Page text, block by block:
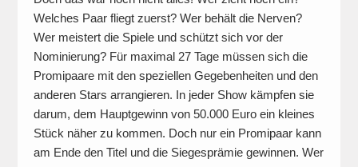
Welches Paar fliegt zuerst? Wer behält die Nerven?
Wer meistert die Spiele und schützt sich vor der
Nominierung? Für maximal 27 Tage müssen sich die
Promipaare mit den speziellen Gegebenheiten und den
anderen Stars arrangieren. In jeder Show kämpfen sie
darum, dem Hauptgewinn von 50.000 Euro ein kleines
Stück näher zu kommen. Doch nur ein Promipaar kann
am Ende den Titel und die Siegesprämie gewinnen. Wer